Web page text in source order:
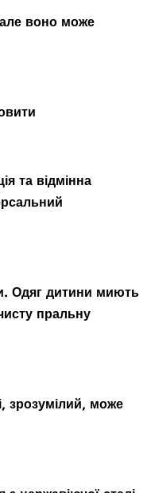
але воно може
та відмінна
Одяг дитини миють
пральну
зрозумілий, може